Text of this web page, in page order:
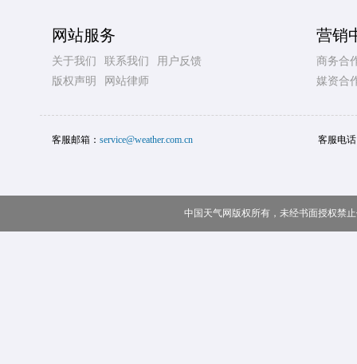
网站服务
关于我们 联系我们
用户反馈
版权声明
网站律师
营销
商务合
媒资合
客服邮箱： service@weather.com.cn 客服电
中国天气网版权所有，未经书面授权